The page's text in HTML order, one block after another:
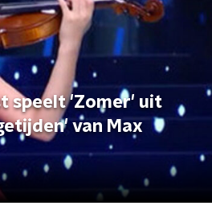
speelt 'Zomer' uit
van Max